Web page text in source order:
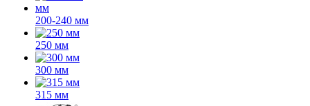
200-240 мм
250 мм
300 мм
315 мм